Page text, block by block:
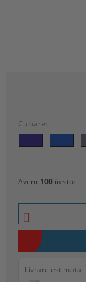
Culoare:
Avem 100în stoc
Livrare estimata